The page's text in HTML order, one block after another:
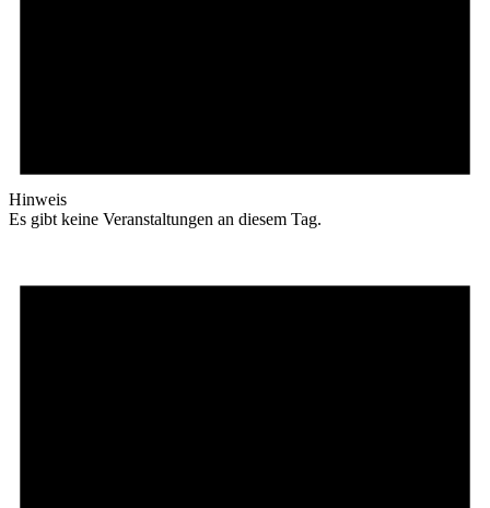
Hinweis
Es gibt keine Veranstaltungen an diesem Tag.